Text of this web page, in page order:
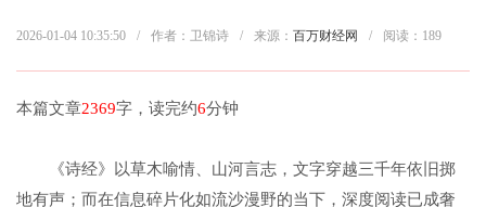
2026-01-04 10:35:50 / 作者：卫锦诗 / 来源： 百万财经网 / 阅读： 189
本篇文章2369字，读完约6分钟
《诗经》以草木喻情、山河言志，文字穿越三千年依旧掷
地有声；而在信息碎片化如流沙漫野的当下，深度阅读已成奢